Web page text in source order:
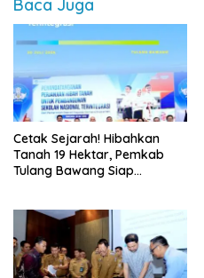
Baca Juga
Cetak Sejarah! Hibahkan
Tanah 19 Hektar, Pemkab
Tulang Bawang Siap
Lampung